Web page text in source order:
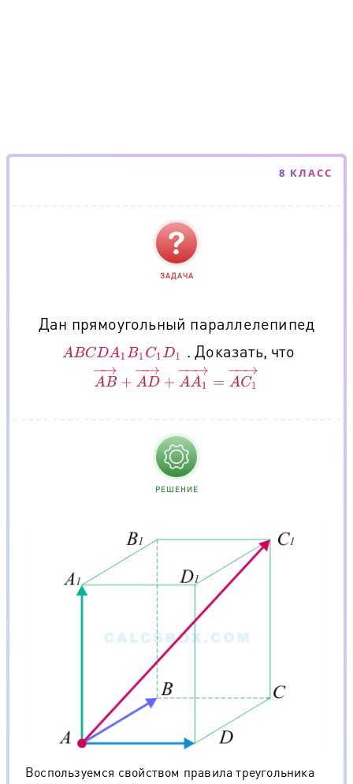
8 КЛАСС
ЗАДАЧА
Дан прямоугольный параллелепипед
ABCDA1B1C1D1 . Доказать, что
AB→ + AD→+ A A1→=A →
РЕШЕНИЕ
Воспользуемся свойством правила треугольника